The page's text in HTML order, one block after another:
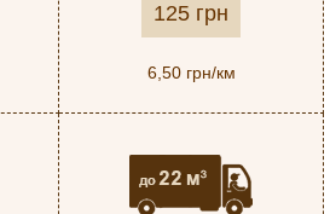
125 грн
6,50 грн/км